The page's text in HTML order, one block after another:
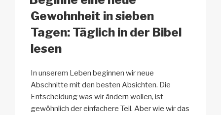
Gewohnheit in sieben
Tagen: Täglich in der Bibel
lesen
In unserem Leben beginnen wir neue
Abschnitte mit den besten Absichten. Die
Entscheidung was wir ändern wollen, ist
gewöhnlich der einfachere Teil. Aber wie wir das